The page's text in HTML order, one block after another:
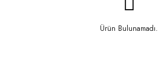
Ürün Bulunamadı.